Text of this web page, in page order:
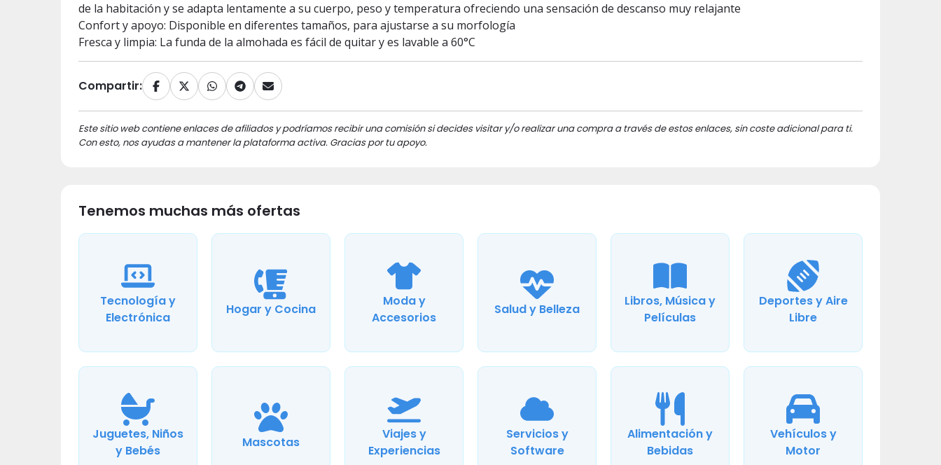
de la habitación y se adapta lentamente a su cuerpo, peso y temperatura ofreciendo una sensación de descanso muy relajante
Confort y apoyo: Disponible en diferentes tamaños, para ajustarse a su morfología
Fresca y limpia: La funda de la almohada es fácil de quitar y es lavable a 60°C
Compartir:
Este sitio web contiene enlaces de afiliados y podríamos recibir una comisión si decides visitar y/o realizar una compra a través de estos enlaces, sin coste adicional para ti.
Con esto, nos ayudas a mantener la plataforma activa. Gracias por tu apoyo.
Tenemos muchas más ofertas
Tecnología y
Electrónica
Hogar y Cocina
Moda y
Accesorios
Salud y Belleza
Libros, Música y
Películas
Deportes y Aire
Libre
Juguetes, Niños
y Bebés
Mascotas
Viajes y
Experiencias
Servicios y
Software
Alimentación y
Bebidas
Vehículos y
Motor